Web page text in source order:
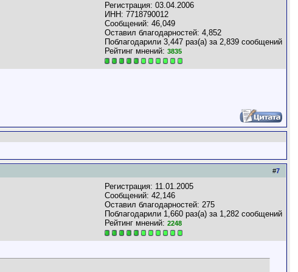
Регистрация: 03.04.2006
ИНН: 7718790012
Сообщений: 46,049
Оставил благодарностей: 4,852
Поблагодарили 3,447 раз(а) за 2,839 сообщений
Рейтинг мнений: 3835
#7
Регистрация: 11.01.2005
Сообщений: 42,146
Оставил благодарностей: 275
Поблагодарили 1,660 раз(а) за 1,282 сообщений
Рейтинг мнений: 2248